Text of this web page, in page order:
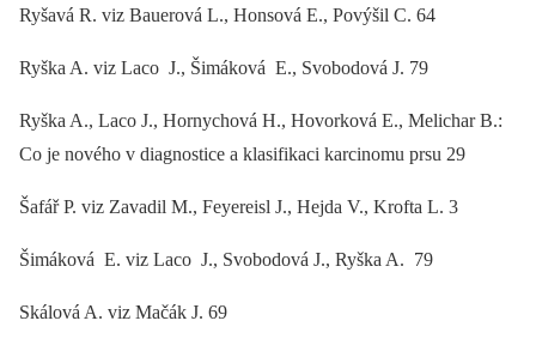
Ryšavá R. viz Bauerová L., Honsová E., Povýšil C. 64
Ryška A. viz Laco J., Šimáková E., Svobodová J. 79
Ryška A., Laco J., Hornychová H., Hovorková E., Melichar B.:
Co je nového v diagnostice a klasifikaci karcinomu prsu 29
Šafář P. viz Zavadil M., Feyereisl J., Hejda V., Krofta L. 3
Šimáková E. viz Laco J., Svobodová J., Ryška A. 79
Skálová A. viz Mačák J. 69